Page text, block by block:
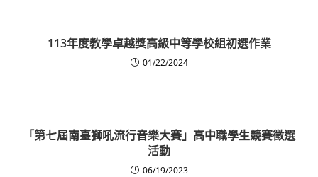
113年度教學卓越獎高級中等學校組初選作業
01/22/2024
「第七屆南臺獅吼流行音樂大賽」高中職學生競賽徵選
活動
06/19/2023